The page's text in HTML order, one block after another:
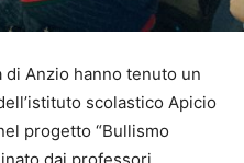
di Anzio hanno tenuto un
scolastico Apicio
progetto “Bullismo